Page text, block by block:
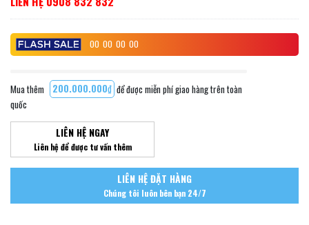
00 00 00 00
Mua thêm 200.000.000₫ để được miễn phí giao hàng trên toàn
quốc
LIÊN HỆ NGAY
Liên hệ để được tư vấn thêm
LIÊN HỆ ĐẶT HÀNG
Chúng tôi luôn bên bạn 24/7